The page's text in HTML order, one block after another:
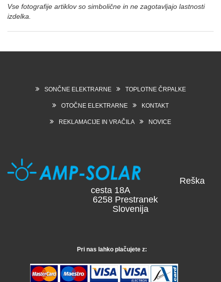
Vse fotografije artiklov so simbolične in ne zagotavljajo lastnosti
izdelka.
SONČNE ELEKTRARNE TOPLOTNE ČRPALKE
OTOČNE ELEKTRARNE KONTAKT
REKLAMACIJE IN VRAČILA NOVICE
Reška
cesta 18A
6258 Prestranek
Slovenija
Pri nas lahko plačujete z: